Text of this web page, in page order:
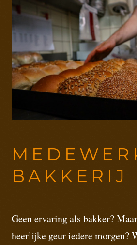
BAKKERIJ
Geen ervaring als bakker?
heerlijke geur iedere morgen?